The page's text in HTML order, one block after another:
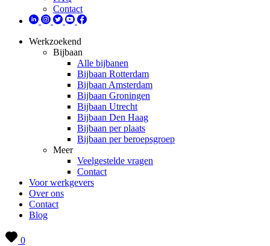
Contact
Werkzoekend
Bijbaan
Alle bijbanen
Bijbaan Rotterdam
Bijbaan Amsterdam
Bijbaan Groningen
Bijbaan Utrecht
Bijbaan Den Haag
Bijbaan per plaats
Bijbaan per beroepsgroep
Meer
Veelgestelde vragen
Contact
Voor werkgevers
Over ons
Contact
Blog
0